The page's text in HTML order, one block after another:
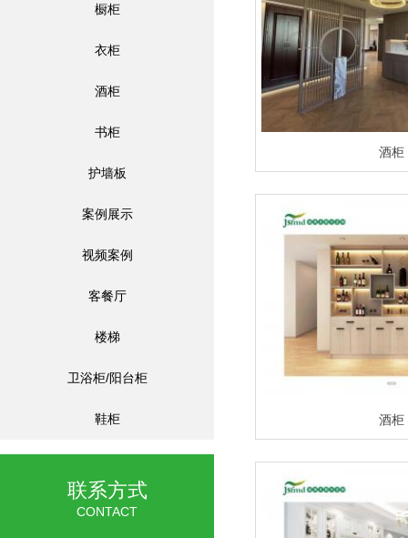
橱柜
衣柜
酒柜
书柜
护墙板
案例展示
视频案例
客餐厅
楼梯
卫浴柜/阳台柜
鞋柜
联系方式
CONTACT
酒柜
酒柜